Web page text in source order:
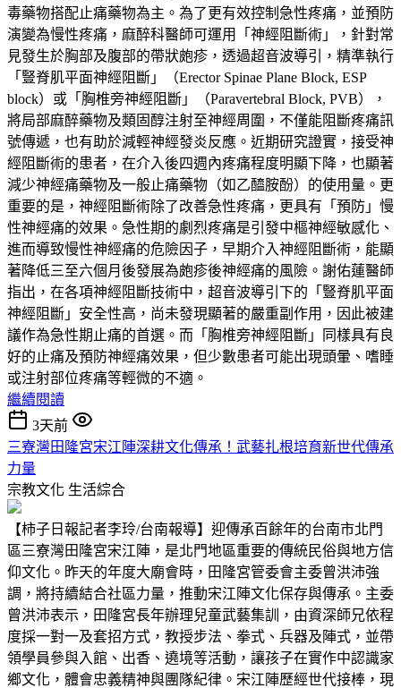
毒藥物搭配止痛藥物為主。為了更有效控制急性疼痛，並預防
演變為慢性疼痛，麻醉科醫師可運用「神經阻斷術」，針對常
見發生於胸部及腹部的帶狀皰疹，透過超音波導引，精準執行
「豎脊肌平面神經阻斷」（Erector Spinae Plane Block, ESP
block）或「胸椎旁神經阻斷」（Paravertebral Block, PVB），
將局部麻醉藥物及類固醇注射至神經周圍，不僅能阻斷疼痛訊
號傳遞，也有助於減輕神經發炎反應。近期研究證實，接受神
經阻斷術的患者，在介入後四週內疼痛程度明顯下降，也顯著
減少神經痛藥物及一般止痛藥物（如乙醯胺酚）的使用量。更
重要的是，神經阻斷術除了改善急性疼痛，更具有「預防」慢
性神經痛的效果。急性期的劇烈疼痛是引發中樞神經敏感化、
進而導致慢性神經痛的危險因子，早期介入神經阻斷術，能顯
著降低三至六個月後發展為皰疹後神經痛的風險。謝佑蓮醫師
指出，在各項神經阻斷技術中，超音波導引下的「豎脊肌平面
神經阻斷」安全性高，尚未發現顯著的嚴重副作用，因此被建
議作為急性期止痛的首選。而「胸椎旁神經阻斷」同樣具有良
好的止痛及預防神經痛效果，但少數患者可能出現頭暈、嗜睡
或注射部位疼痛等輕微的不適。
繼續閱讀
3天前
三寮灣田隆宮宋江陣深耕文化傳承！武藝扎根培育新世代傳承
力量
宗教文化 生活綜合
【柿子日報記者李玲/台南報導】迎傳承百餘年的台南市北門
區三寮灣田隆宮宋江陣，是北門地區重要的傳統民俗與地方信
仰文化。昨天的年度大廟會時，田隆宮管委會主委曾洪沛強
調，將持續結合社區力量，推動宋江陣文化保存與傳承。主委
曾洪沛表示，田隆宮長年辦理兒童武藝集訓，由資深師兄依程
度採一對一及套招方式，教授步法、拳式、兵器及陣式，並帶
領學員參與入館、出香、遶境等活動，讓孩子在實作中認識家
鄉文化，體會忠義精神與團隊紀律。宋江陣歷經世代接棒，現